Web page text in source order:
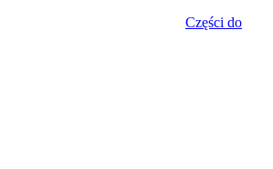
Części do